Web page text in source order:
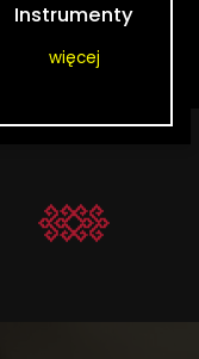
Instrumenty
więcej